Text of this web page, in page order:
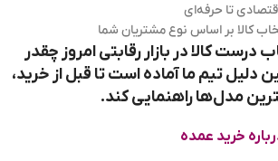
تا حرفه‌ای
کالا بر اساس نوع مشتریان شما
درست کالا در بازار رقابتی امروز چقدر
تیم ما آماده است تا قبل از خرید،
مدل‌ها راهنمایی کند.
خرید عمده